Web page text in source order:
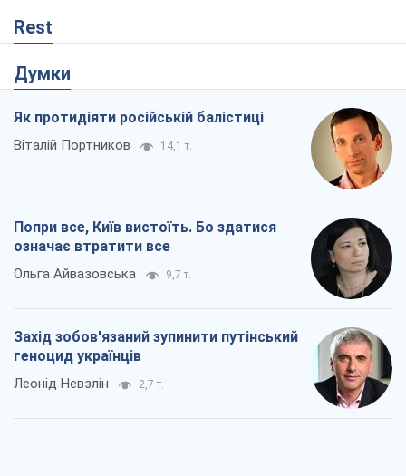
Rest
Думки
Як протидіяти російській балістиці
Віталій Портников 14,1 т.
Попри все, Київ вистоїть. Бо здатися
означає втратити все
Ольга Айвазовська 9,7 т.
Захід зобов'язаний зупинити путінський
геноцид українців
Леонід Невзлін 2,7 т.